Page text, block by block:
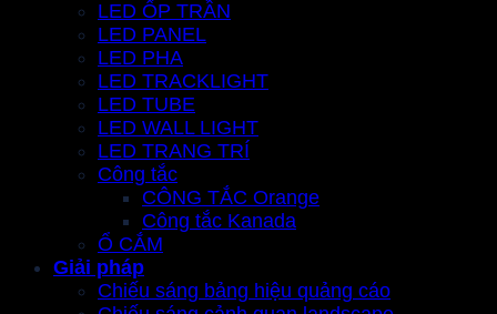
LED ỐP TRẦN
LED PANEL
LED PHA
LED TRACKLIGHT
LED TUBE
LED WALL LIGHT
LED TRANG TRÍ
Công tắc
CÔNG TẮC Orange
Công tắc Kanada
Ổ CẮM
Giải pháp
Chiếu sáng bảng hiệu quảng cáo